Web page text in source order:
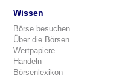
Wissen
Börse besuchen
Über die Börsen
Wertpapiere
Handeln
Börsenlexikon